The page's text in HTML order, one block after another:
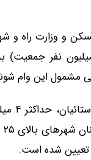
و وزارت راه
نفر جمعیت)
مشمول این وام
میزان
تعیین شده است.